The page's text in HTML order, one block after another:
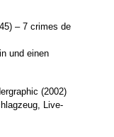
– 7 crimes de
und einen
(2002)
Live-